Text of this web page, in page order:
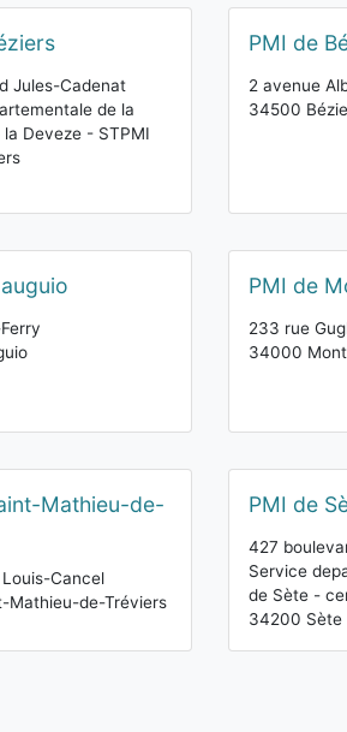
Jules-Cadenat
de la
Deveze - STPMI
PMI de
2 avenue
34500
PMI de
233 rue
34000
Mathieu-de-
Cancel
Mathieu-de-Tréviers
PMI de
427
Service
de Sète -
34200 Sète